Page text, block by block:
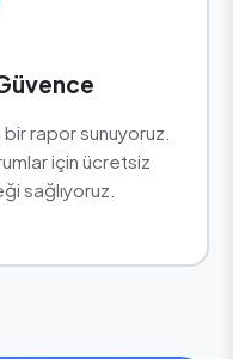
rapor sunuyoruz.
için ücretsiz
sağlıyoruz.